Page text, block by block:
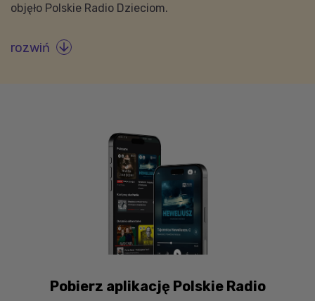
objęło Polskie Radio Dzieciom.
rozwiń 
Pobierz aplikację Polskie Radio